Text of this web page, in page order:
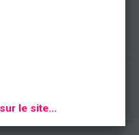
le site...